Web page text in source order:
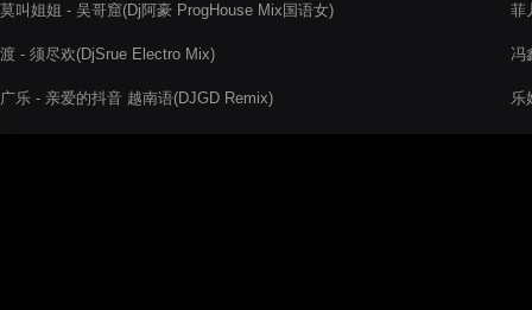
莫叫姐姐 - 吴哥窟(Dj阿豪 ProgHouse Mix国语女)
渡 - 须尽欢(DjSrue Electro Mix)
广乐 - 亲爱的抖音 越南语(DJGD Remix)
菲
冯
乐